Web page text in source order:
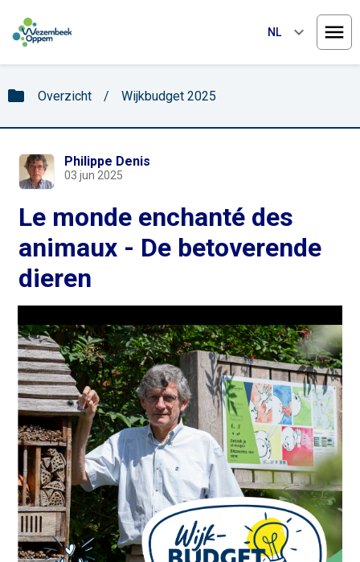
NL keyboard_arrow_down
folder Overzicht / Wijkbudget 2025
Philippe Denis
03 jun 2025
Le monde enchanté des
animaux - De betoverende
dieren